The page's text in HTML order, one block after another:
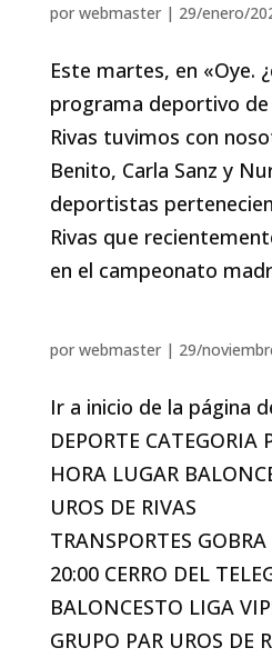
por webmaster| 29/enero/
Este martes, en «Oye.
programa deportivo
Rivas tuvimos con
Benito, Carla Sanz y
deportistas
Rivas que
en el campeonato
por webmaster| 29/
Ir a inicio de la página
DEPORTE CATEGORIA
HORA LUGAR
UROS DE RIVAS
TRANSPORTES
20:00 CERRO DEL
BALONCESTO LIGA
GRUPO PAR UROS DE